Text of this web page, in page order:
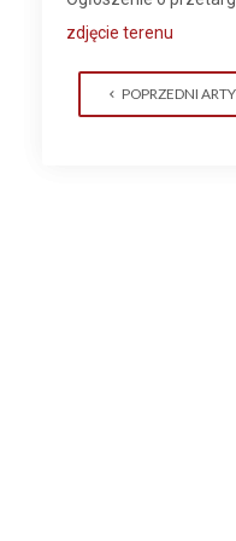
zdjęcie terenu
POPRZEDNI